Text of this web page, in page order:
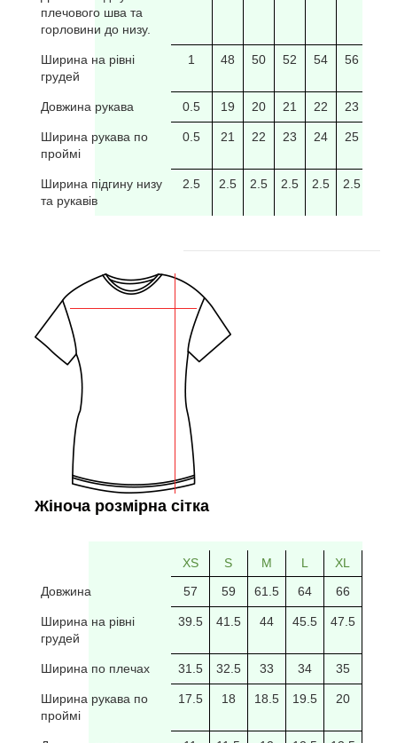
плечового шва та
горловини до низу.
Ширина на рівні
грудей
1 48 50 52 54 56
Довжина рукава 0.5 19 20 21 22 23
Ширина рукава по
проймі
0.5 21 22 23 24 25
Ширина підгину низу
та рукавів
2.5 2.5 2.5 2.5 2.5 2.5
Жіноча розмірна сітка
XS S M L XL
Довжина
57 59 61.5 64 66
Ширина на рівні
грудей
39.5 41.5 44 45.5 47.5
Ширина по плечах 31.5 32.5 33 34 35
Ширина рукава по
проймі
17.5 18 18.5 19.5 20